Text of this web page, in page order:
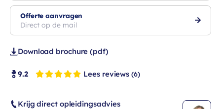
Offerte aanvragen
Direct op de mail
Download brochure (pdf)
9.2 Lees reviews (6)
Krijg direct opleidingsadvies